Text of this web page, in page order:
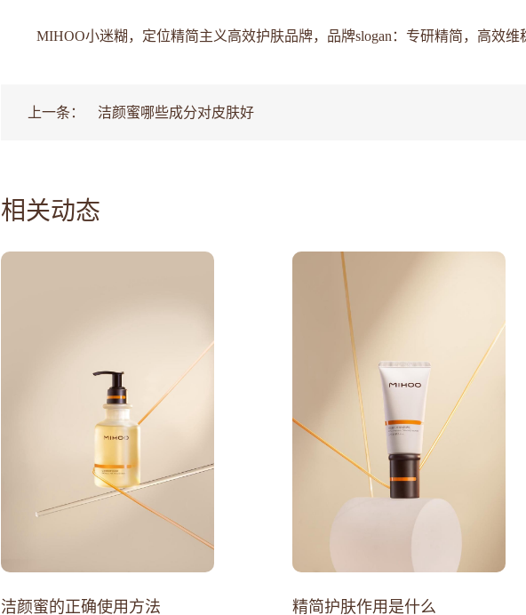
MIHOO小迷糊，定位精简主义高效护肤品牌，品牌slogan：专研精简，高效维
上一条： 洁颜蜜哪些成分对皮肤好
相关动态
洁颜蜜的正确使用方法 精简护肤作用是什么